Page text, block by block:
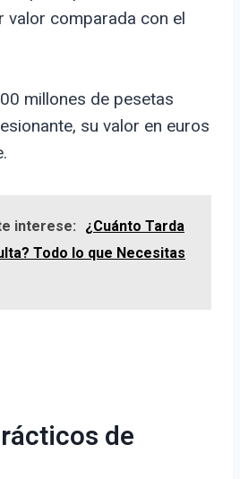
valor comparada con el
millones de pesetas
su valor en euros
interese:
¿Cuánto Tarda
Todo lo que Necesitas
de